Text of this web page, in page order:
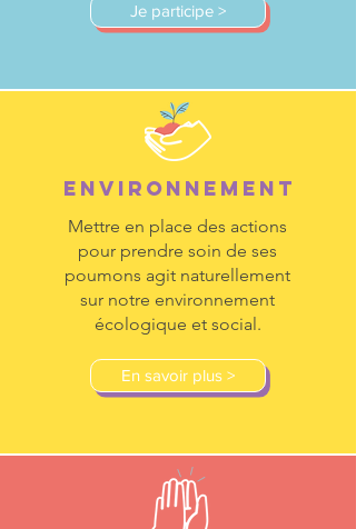
Je participe >
EnvironnemEnt
Mettre en place des actions
pour prendre soin de ses
poumons agit naturellement
sur notre environnement
écologique et social.
En savoir plus >